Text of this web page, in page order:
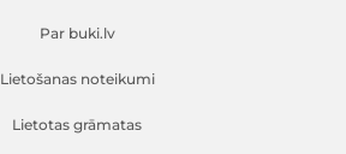
Par buki.lv
Lietošanas noteikumi
Lietotas grāmatas